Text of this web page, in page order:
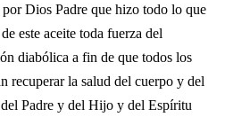
Dios Padre que hizo todo lo que
este aceite toda fuerza del
diabólica a fin de que todos los
recuperar la salud del cuerpo y del
Padre y del Hijo y del Espíritu